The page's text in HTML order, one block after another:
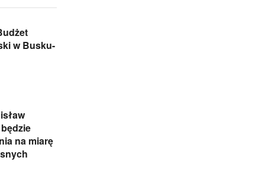
w Busku-
na miarę